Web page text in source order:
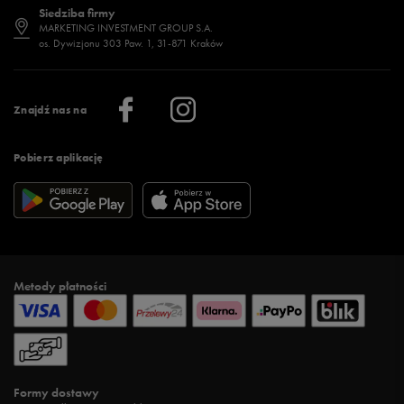
Znajdź nas na
Pobierz aplikację
Regulamin sklepu 50 style
Regulamin aplikacji 50 style
Więcej regulaminów >
Jak wybrać buty na zimę?
Więcej >
Stylizacje damskie
Sklepy stacjonarne
Klub 50 style
Praca
Informacje o firmie
Siedziba firmy
MARKETING INVESTMENT GROUP S.A.
os. Dywizjonu 303 Paw. 1, 31-871 Kraków
Metody płatności
Formy dostawy